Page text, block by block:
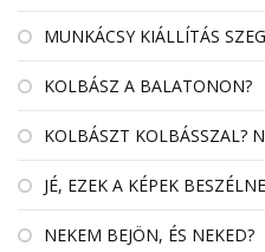
MUNKÁCSY KIÁLLÍTÁS
KOLBÁSZ A BALATONON?
KOLBÁSZT KOLBÁSSZAL?
JÉ, EZEK A KÉPEK
NEKEM BEJÖN, ÉS NEKED?